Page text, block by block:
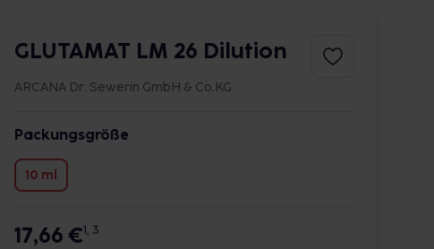
GLUTAMAT LM 26 Dilution
ARCANA Dr. Sewerin GmbH & Co.KG
Packungsgröße
10 ml
17,66 €1, 3